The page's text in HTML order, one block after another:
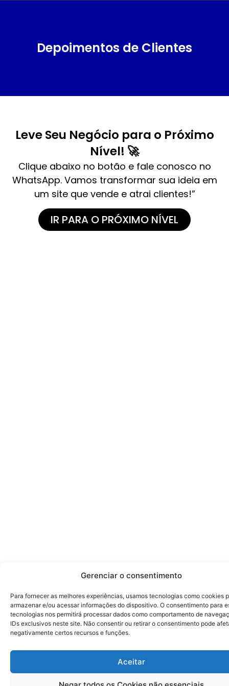
Gerenciar o consentimento
Para fornecer as melhores experiências, usamos tecnologias como cookies
armazenar e/ou acessar informações do dispositivo. O consentimento para
tecnologias nos permitirá processar dados como comportamento de
IDs exclusivos neste site. Não consentir ou retirar o consentimento pode
negativamente certos recursos e funções.
Aceitar
Depoimentos de Clientes
Leve Seu Negócio para o Próximo
Nível! 🚀
Clique abaixo no botão e fale conosco no
WhatsApp. Vamos transformar sua ideia em
um site que vende e atrai clientes!”
IR PARA O PRÓXIMO NÍVEL